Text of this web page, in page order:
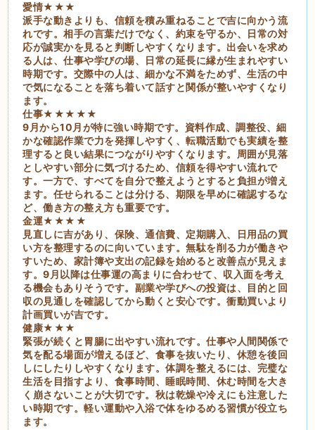
愛情★★★
派手な動きよりも、信頼を積み重ねることで吉に向かう流
れです。相手の言葉だけでなく、約束を守るか、日常の対
応が誠実かを見ると判断しやすくなります。出会いを求め
る人は、仕事や学びの場、日常の延長に縁が生まれやすい
時期です。交際中の人は、細かな不満をためず、生活の中
で気になることを落ち着いて話すと関係が整いやすくなり
ます。
仕事★★★★★
9月から10月が特に強い時期です。資料作成、調整役、細
かな確認作業で力を発揮しやすく、転職活動でも実績を整
理すると良い結果につながりやすくなります。周囲が見落
としやすい部分に気づけるため、信頼を得やすい流れで
す。一方で、すべてを自分で整えようとすると負担が増え
ます。任せられることは分ける、期限を早めに確認するな
ど、働き方の整え方も重要です。
金運★★★★
見直しに吉があり、保険、通信費、定期購入、日用品の買
い方を整理するのに向いています。無駄を削る力が働きや
すいため、家計簿や支出の記録を始めると改善点が見えま
す。9月以降は仕事運の高まりに合わせて、収入面を考え
る機会もありそうです。副業や学びへの投資は、目的と回
収の見通しを確認してから動くと安心です。衝動買いより
計画買いが吉です。
健康★★★
緊張が続くと胃腸に出やすい流れです。仕事や人間関係で
気を配る場面が増えるほど、食事を抜いたり、休憩を後回
しにしたりしやすくなります。体調を整えるには、完璧な
生活を目指すより、食事時間、睡眠時間、休む時間を大き
く崩さないことが大切です。秋は乾燥や冷えにも注意した
い時期です。軽い運動や入浴で体をゆるめる習慣が役立ち
ます。